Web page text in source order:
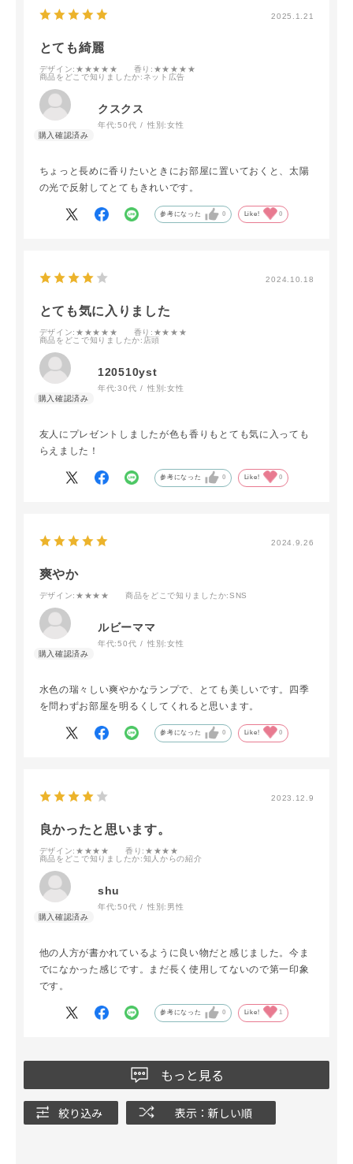
2025.1.21
とても綺麗
デザイン:★★★★★ 香り :★★★★★
商品をどこで知りましたか:ネット広告
クスクス
年代:50代 性別:女性
ちょっと長めに香りたいときにお部屋に置いておくと、太陽
の光で反射してとてもきれいです。
参考になった 0 Like! 0
2024.10.18
とても気に入りました
デザイン:★★★★★ 香り :★★★★
商品をどこで知りましたか:店頭
120510yst
年代:30代 性別:女性
友人にプレゼントしましたが色も香りもとても気に入っても
らえました！
参考になった 0 Like! 0
2024.9.26
爽やか
デザイン:★★★★ 商品をどこで知りましたか:SNS
ルビーママ
年代:50代 性別:女性
水色の瑞々しい爽やかなランプで、とても美しいです。四季
を問わずお部屋を明るくしてくれると思います。
参考になった 0 Like! 0
2023.12.9
良かったと思います。
デザイン:★★★★ 香り :★★★★
商品をどこで知りましたか:知人からの紹介
shu
年代:50代 性別: 男性
他の人方が書かれているように良い物だと感じました。今ま
でになかった感じです。まだ長く使用してないので第一印象
です。
参考になった 0 Like! 1
もっと見る
絞り込み 表示：新しい順